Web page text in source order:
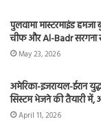
पुलवामा मास्टरमाइंड
चीफ और Al-Badr
May 23, 2026
अमेरिका-इजरायल-ईरान
सिस्टम भेजने की तैयारी में,
April 11, 2026